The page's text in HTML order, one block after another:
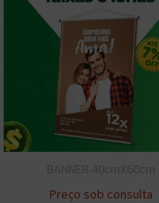
Preço sob consulta